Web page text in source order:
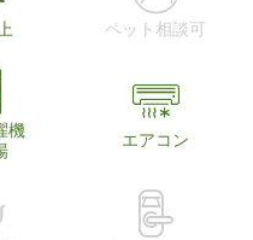
ペット相談可
機
エアコン